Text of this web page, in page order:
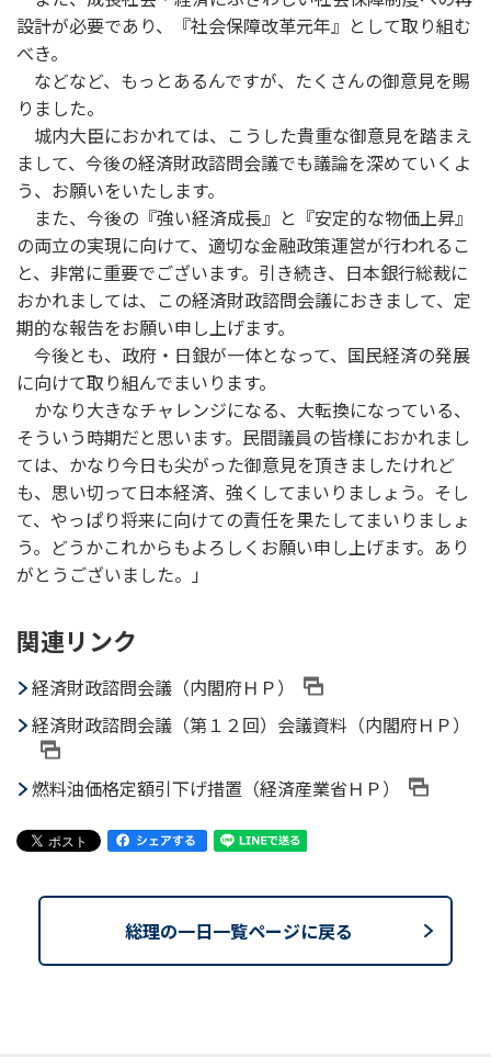
設計が必要であり、『社会保障改革元年』として取り組む
べき。
などなど、もっとあるんですが、たくさんの御意見を賜
りました。
城内大臣におかれては、こうした貴重な御意見を踏まえ
まして、今後の経済財政諮問会議でも議論を深めていくよ
う、お願いをいたします。
また、今後の『強い経済成長』と『安定的な物価上昇』
の両立の実現に向けて、適切な金融政策運営が行われるこ
と、非常に重要でございます。引き続き、日本銀行総裁に
おかれましては、この経済財政諮問会議におきまして、定
期的な報告をお願い申し上げます。
今後とも、政府・日銀が一体となって、国民経済の発展
に向けて取り組んでまいります。
かなり大きなチャレンジになる、大転換になっている、
そういう時期だと思います。民間議員の皆様におかれまし
ては、かなり今日も尖がった御意見を頂きましたけれど
も、思い切って日本経済、強くしてまいりましょう。そし
て、やっぱり将来に向けての責任を果たしてまいりましょ
う。どうかこれからもよろしくお願い申し上げます。あり
がとうございました。」
関連リンク
経済財政諮問会議（内閣府ＨＰ）
経済財政諮問会議（第１２回）会議資料（内閣府ＨＰ）
燃料油価格定額引下げ措置（経済産業省ＨＰ）
総理の一日一覧ページに戻る